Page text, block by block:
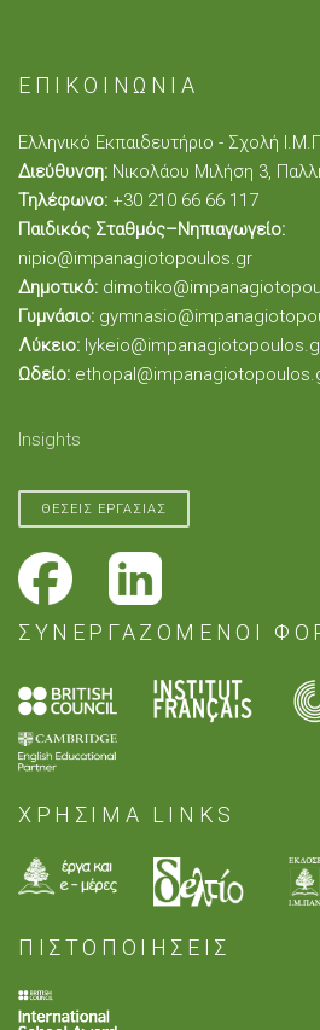
ΕΠΙΚΟΙΝΩΝΙΑ
Ελληνικό Εκπαιδευτήριο - Σχολή
Διεύθυνση: Νικολάου Μιλήση 3,
Τηλέφωνο: +30 210 66 66 117
Παιδικός Σταθμός–Νηπιαγωγείο:
nipio@impanagiotopoulos.gr
Δημοτικό:
Γυμνάσιο:
Λύκειο:
Ωδείο:
Insights
ΘΕΣΕΙΣ ΕΡΓΑΣΙΑΣ
ΣΥΝΕΡΓΑΖΟΜΕΝΟΙ
ΧΡΗΣΙΜΑ LINKS
ΠΙΣΤΟΠΟΙΗΣΕΙΣ